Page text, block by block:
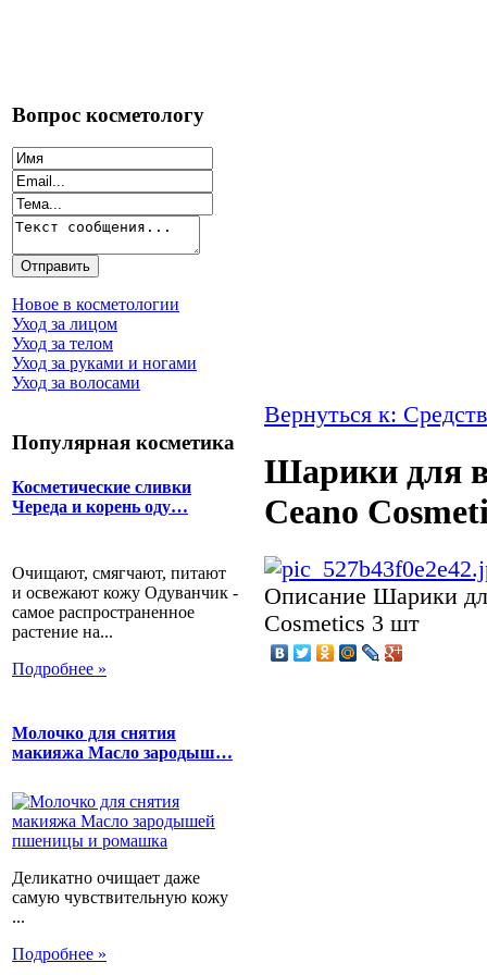
Вопрос косметологу
Новое в косметологии
Уход за лицом
Уход за телом
Уход за руками и ногами
Уход за волосами
Популярная косметика
Косметические сливки
Череда и корень оду…
Очищают, смягчают, питают
и освежают кожу Одуванчик -
самое распространенное
растение на...
Подробнее »
Молочко для снятия
макияжа Масло зародыш…
Деликатно очищает даже
самую чувствительную кожу
...
Подробнее »
Вернуться к:
Шарики для
Ceano
Описание Шарики
Cosmetics 3 шт